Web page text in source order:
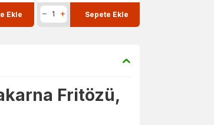
Ekle Sepete Ekle
Fritözü,